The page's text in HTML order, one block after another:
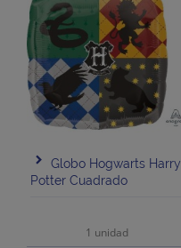
Globo Hogwarts Harry
Potter Cuadrado
1 unidad